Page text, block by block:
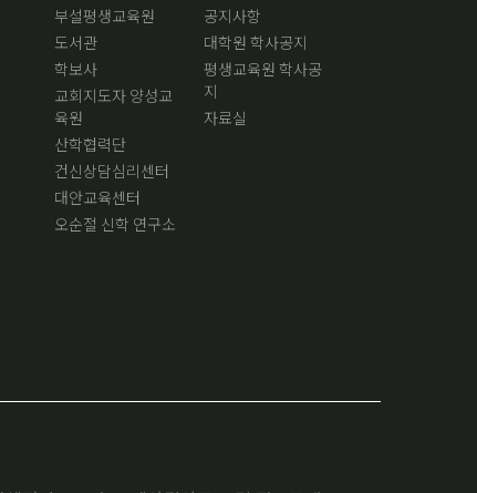
부설평생교육원
도서관
학보사
교회지도자 양성교
육원
산학협력단
건신상담심리센터
대안교육센터
오순절 신학 연구소
공지사항
대학원 학사공지
평생교육원 학사공
지
자료실